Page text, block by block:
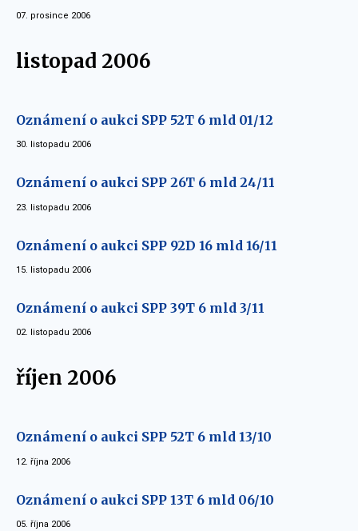
07. prosince 2006
listopad 2006
Oznámení o aukci SPP 52T 6 mld 01/12
30. listopadu 2006
Oznámení o aukci SPP 26T 6 mld 24/11
23. listopadu 2006
Oznámení o aukci SPP 92D 16 mld 16/11
15. listopadu 2006
Oznámení o aukci SPP 39T 6 mld 3/11
02. listopadu 2006
říjen 2006
Oznámení o aukci SPP 52T 6 mld 13/10
12. října 2006
Oznámení o aukci SPP 13T 6 mld 06/10
05. října 2006